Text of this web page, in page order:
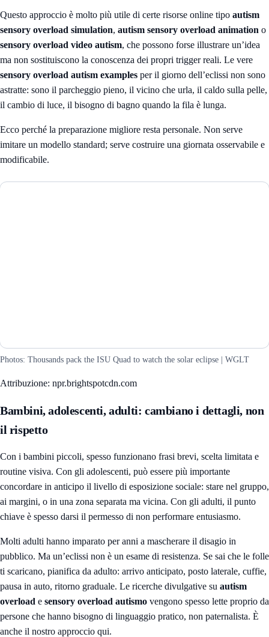
Questo approccio è molto più utile di certe risorse online tipo autism
sensory overload simulation, autism sensory overload animation o
sensory overload video autism, che possono forse illustrare un’idea
ma non sostituiscono la conoscenza dei propri trigger reali. Le vere
sensory overload autism examples per il giorno dell’eclissi non sono
astratte: sono il parcheggio pieno, il vicino che urla, il caldo sulla pelle,
il cambio di luce, il bisogno di bagno quando la fila è lunga.
Ecco perché la preparazione migliore resta personale. Non serve
imitare un modello standard; serve costruire una giornata osservabile e
modificabile.
Photos: Thousands pack the ISU Quad to watch the solar eclipse | WGLT
Attribuzione: npr.brightspotcdn.com
Bambini, adolescenti, adulti: cambiano i dettagli, non
il rispetto
Con i bambini piccoli, spesso funzionano frasi brevi, scelta limitata e
routine visiva. Con gli adolescenti, può essere più importante
concordare in anticipo il livello di esposizione sociale: stare nel gruppo,
ai margini, o in una zona separata ma vicina. Con gli adulti, il punto
chiave è spesso darsi il permesso di non performare entusiasmo.
Molti adulti hanno imparato per anni a mascherare il disagio in
pubblico. Ma un’eclissi non è un esame di resistenza. Se sai che le folle
ti scaricano, pianifica da adulto: arrivo anticipato, posto laterale, cuffie,
pausa in auto, ritorno graduale. Le ricerche divulgative su autism
overload e sensory overload autismo vengono spesso lette proprio da
persone che hanno bisogno di linguaggio pratico, non paternalista. È
anche il nostro approccio qui.